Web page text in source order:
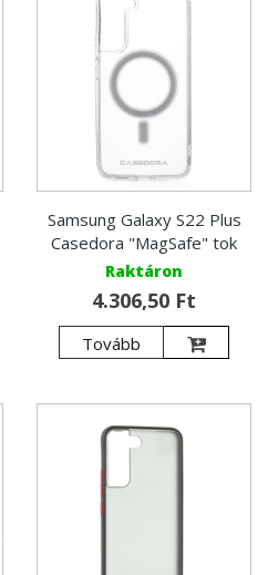
Samsung Galaxy S22 Plus
Casedora "MagSafe" tok
Raktáron
4.306,50 Ft
Tovább